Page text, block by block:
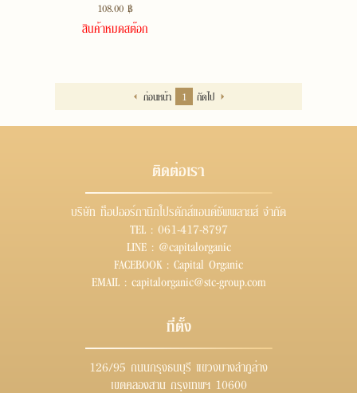
108.00 ฿
สินค้าหมดสต๊อก
ก่อนหน้า 1 ถัดไป
ติดต่อเรา
บริษัท ท็อปออร์กานิกโปรดักส์แอนด์ซัพพลายส์ จำกัด
TEL : 061-417-8797
LINE : @capitalorganic
FACEBOOK : Capital Organic
EMAIL : capitalorganic@stc-group.com
ที่ตั้ง
126/95 ถนนกรุงธนบุรี แขวงบางลำภูล่าง
เขตคลองสาน กรุงเทพฯ 10600